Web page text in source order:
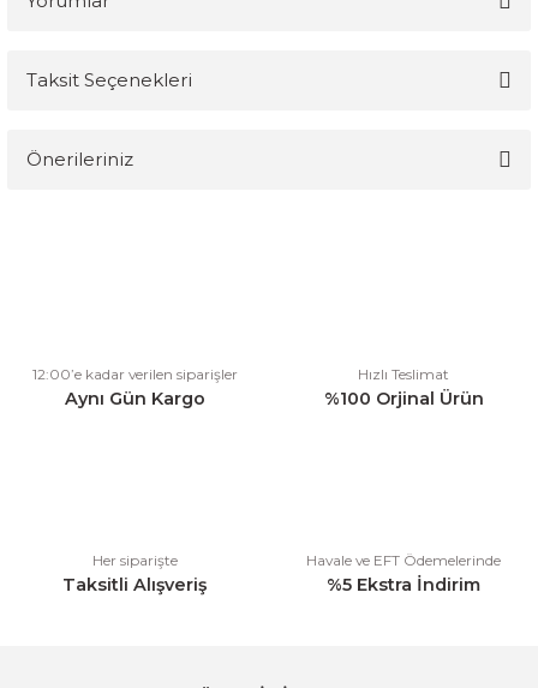
Taksit Seçenekleri
Önerileriniz
Ürün açıklamasında eksik bilgiler bulunuyor.
Ürün bilgilerinde hatalar bulunuyor.
12:00’e kadar verilen siparişler
Aynı Gün Kargo
Hızlı Teslimat
%100 Orjinal Ürün
Her siparişte
Taksitli Alışveriş
Havale ve EFT Ödemelerinde
%5 Ekstra İndirim